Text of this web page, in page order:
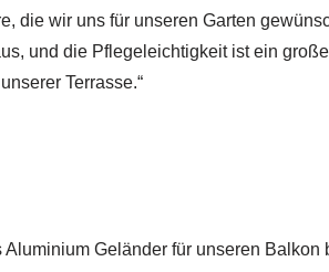
die wir uns für unseren Garten
und die Pflegeleichtigkeit ist ein
Terrasse.“
Aluminium Geländer für unseren Balkon